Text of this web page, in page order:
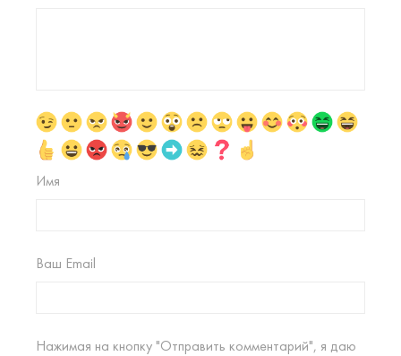
Имя
Ваш Email
Нажимая на кнопку "Отправить комментарий", я даю